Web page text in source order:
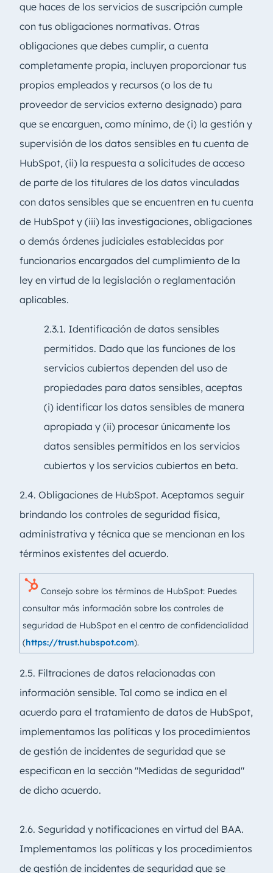
que haces de los servicios de suscripción cumple
con tus obligaciones normativas. Otras
obligaciones que debes cumplir, a cuenta
completamente propia, incluyen proporcionar tus
propios empleados y recursos (o los de tu
proveedor de servicios externo designado) para
que se encarguen, como mínimo, de (i) la gestión y
supervisión de los datos sensibles en tu cuenta de
HubSpot, (ii) la respuesta a solicitudes de acceso
de parte de los titulares de los datos vinculadas
con datos sensibles que se encuentren en tu cuenta
de HubSpot y (iii) las investigaciones, obligaciones
o demás órdenes judiciales establecidas por
funcionarios encargados del cumplimiento de la
ley en virtud de la legislación o reglamentación
aplicables.
2.3.1. Identificación de datos sensibles
permitidos. Dado que las funciones de los
servicios cubiertos dependen del uso de
propiedades para datos sensibles, aceptas
(i) identificar los datos sensibles de manera
apropiada y (ii) procesar únicamente los
datos sensibles permitidos en los servicios
cubiertos y los servicios cubiertos en beta.
2.4. Obligaciones de HubSpot. Aceptamos seguir
brindando los controles de seguridad física,
administrativa y técnica que se mencionan en los
términos existentes del acuerdo.
Consejo sobre los términos de HubSpot: Puedes
consultar más información sobre los controles de
seguridad de HubSpot en el centro de confidencialidad
(https://trust.hubspot.com).
2.5. Filtraciones de datos relacionadas con
información sensible. Tal como se indica en el
acuerdo para el tratamiento de datos de HubSpot,
implementamos las políticas y los procedimientos
de gestión de incidentes de seguridad que se
especifican en la sección "Medidas de seguridad"
de dicho acuerdo.
2.6. Seguridad y notificaciones en virtud del BAA.
Implementamos las políticas y los procedimientos
de gestión de incidentes de seguridad que se